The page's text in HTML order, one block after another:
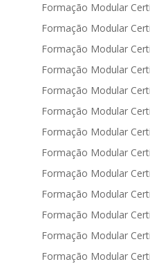
Formação Modular
Formação Modular
Formação Modular
Formação Modular
Formação Modular
Formação Modular
Formação Modular
Formação Modular
Formação Modular
Formação Modular
Formação Modular
Formação Modular
Formação Modular